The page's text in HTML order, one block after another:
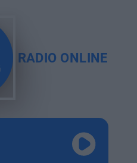
RADIO ONLINE